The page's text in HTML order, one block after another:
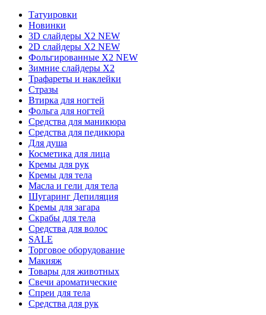
Татуировки
Новинки
3D слайдеры X2 NEW
2D слайдеры X2 NEW
Фольгированные X2 NEW
Зимние слайдеры Х2
Трафареты и наклейки
Стразы
Втирка для ногтей
Фольга для ногтей
Средства для маникюра
Средства для педикюра
Для душа
Косметика для лица
Кремы для рук
Кремы для тела
Масла и гели для тела
Шугаринг Депиляция
Кремы для загара
Скрабы для тела
Средства для волос
SALE
Торговое оборудование
Макияж
Товары для животных
Свечи ароматические
Спреи для тела
Средства для рук